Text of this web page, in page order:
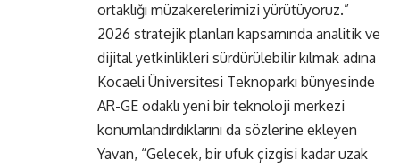
ortaklığı müzakerelerimizi yürütüyoruz.”
2026 stratejik planları kapsamında analitik ve
dijital yetkinlikleri sürdürülebilir kılmak adına
Kocaeli Üniversitesi Teknoparkı bünyesinde
AR-GE odaklı yeni bir teknoloji merkezi
konumlandırdıklarını da sözlerine ekleyen
Yavan, “Gelecek, bir ufuk çizgisi kadar uzak